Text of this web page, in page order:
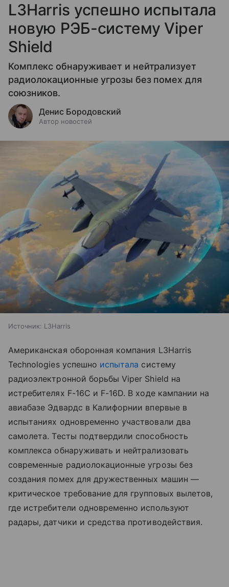
L3Harris успешно испытала
новую РЭБ-систему Viper
Shield
Комплекс обнаруживает и нейтрализует
радиолокационные угрозы без помех для
союзников.
Денис Бородовский
Автор новостей
Источник: L3Harris
Американская оборонная компания L3Harris
Technologies успешно испытала систему
радиоэлектронной борьбы Viper Shield на
истребителях F-16C и F-16D. В ходе кампании на
авиабазе Эдвардс в Калифорнии впервые в
испытаниях одновременно участвовали два
самолета. Тесты подтвердили способность
комплекса обнаруживать и нейтрализовать
современные радиолокационные угрозы без
создания помех для дружественных машин —
критическое требование для групповых вылетов,
где истребители одновременно используют
радары, датчики и средства противодействия.